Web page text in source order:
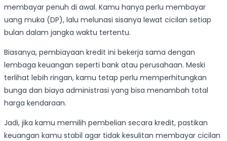
membayar penuh di awal. Kamu hanya perlu membayar
uang muka (DP), lalu melunasi sisanya lewat cicilan setiap
bulan dalam jangka waktu tertentu.
Biasanya, pembiayaan kredit ini bekerja sama dengan
lembaga keuangan seperti bank atau perusahaan. Meski
terlihat lebih ringan, kamu tetap perlu memperhitungkan
bunga dan biaya administrasi yang bisa menambah total
harga kendaraan.
Jadi, jika kamu memilih pembelian secara kredit, pastikan
keuangan kamu stabil agar tidak kesulitan membayar cicilan